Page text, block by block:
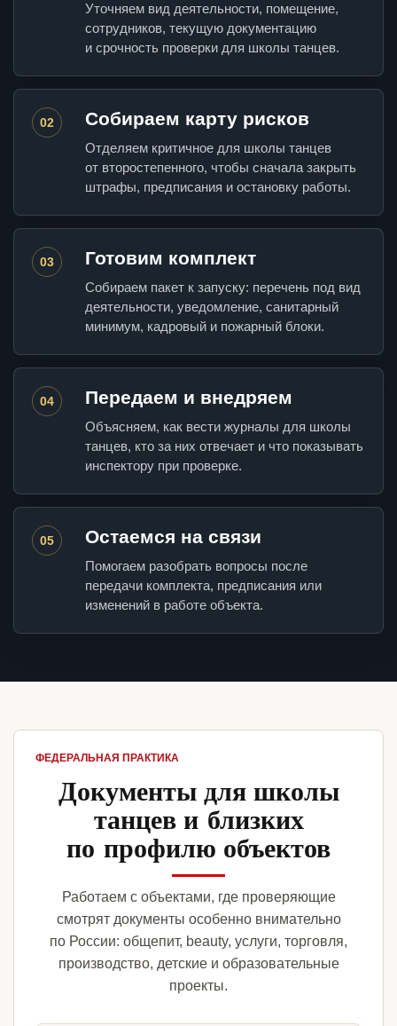
Уточняем вид деятельности, помещение,
сотрудников, текущую документацию
и срочность проверки для школы танцев.
02 Собираем карту рисков
Отделяем критичное для школы танцев
от второстепенного, чтобы сначала закрыть
штрафы, предписания и остановку работы.
03 Готовим комплект
Собираем пакет к запуску: перечень под вид
деятельности, уведомление, санитарный
минимум, кадровый и пожарный блоки.
04 Передаем и внедряем
Объясняем, как вести журналы для школы
танцев, кто за них отвечает и что показывать
инспектору при проверке.
05 Остаемся на связи
Помогаем разобрать вопросы после
передачи комплекта, предписания или
изменений в работе объекта.
ФЕДЕРАЛЬНАЯ ПРАКТИКА
Документы для школы
танцев и близких
по профилю объектов
Работаем с объектами, где проверяющие
смотрят документы особенно внимательно
по России: общепит, beauty, услуги, торговля,
производство, детские и образовательные
проекты.